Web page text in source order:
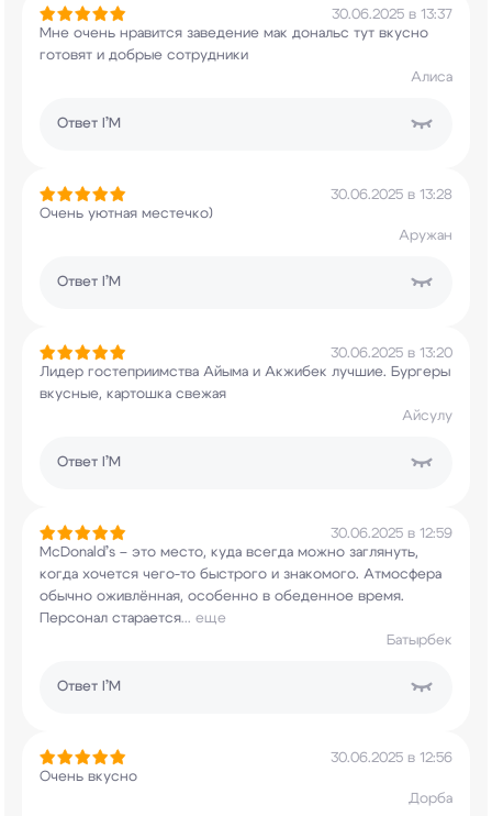
30.06.2025 в 13:37
Мне очень нравится заведение мак дональс тут вкусно
готовят и добрые сотрудники
Алиса
Ответ I’M
30.06.2025 в 13:28
Очень уютная местечко)
Аружан
Ответ I’M
30.06.2025 в 13:20
Лидер гостеприимства Айыма и Акжибек лучшие. Бургеры
вкусные, картошка свежая
Айсулу
Ответ I’M
30.06.2025 в 12:59
McDonald’s – это место, куда всегда можно заглянуть,
когда хочется чего-то быстрого и знакомого. Атмосфера
обычно оживлённая, особенно в обеденное время.
Персонал старается... еще
Батырбек
Ответ I’M
30.06.2025 в 12:56
Очень вкусно
Дорба